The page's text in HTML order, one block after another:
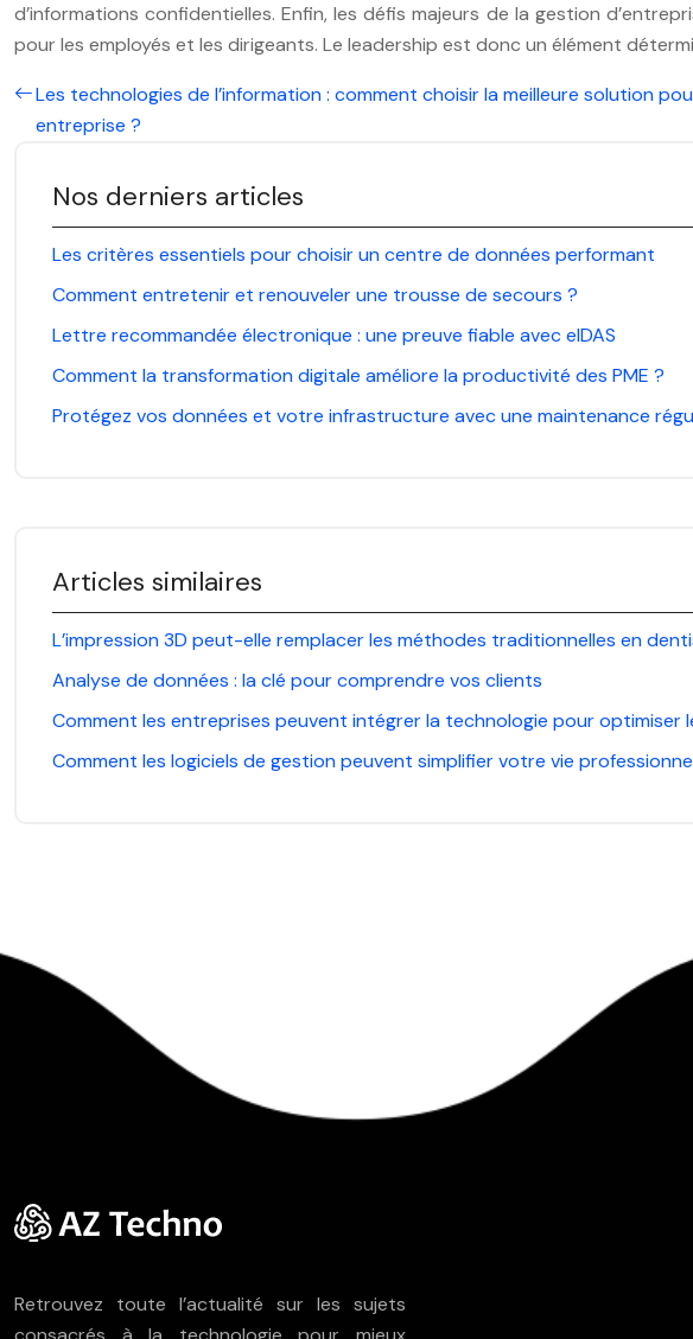
d’informations confidentielles. Enfin, les défis majeurs de la gestion
pour les employés et les dirigeants. Le leadership est donc un élément
Les technologies de l’information : comment choisir la meilleure solution
entreprise ?
Nos derniers articles
Les critères essentiels pour choisir un centre de données performant
Comment entretenir et renouveler une trousse de secours ?
Lettre recommandée électronique : une preuve fiable avec eIDAS
Comment la transformation digitale améliore la productivité des PME ?
Protégez vos données et votre infrastructure avec une maintenance
Articles similaires
L’impression 3D peut-elle remplacer les méthodes traditionnelles en
Analyse de données : la clé pour comprendre vos clients
Comment les entreprises peuvent intégrer la technologie pour optimiser
Comment les logiciels de gestion peuvent simplifier votre vie
Retrouvez toute l’actualité sur les sujets